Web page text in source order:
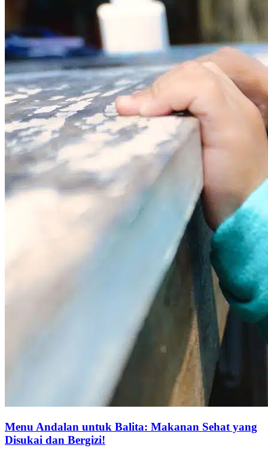
Menu Andalan untuk Balita: Makanan Sehat yang
Disukai dan Bergizi!